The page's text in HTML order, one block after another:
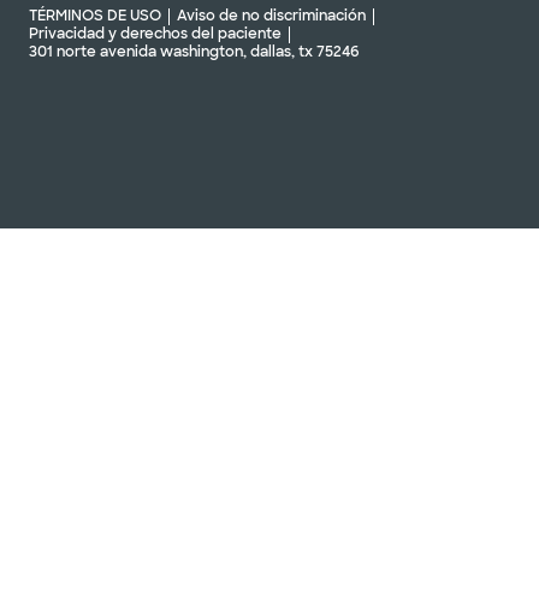
TÉRMINOS DE USO
Aviso de no discriminación
Privacidad y derechos del paciente
301 norte avenida washington, dallas, tx 75246